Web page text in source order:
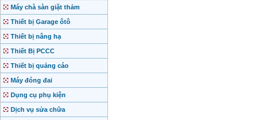
Máy chà sàn giặt thảm
Thiết bị Garage ôtô
Thiết bị nâng hạ
Thiết Bị PCCC
Thiết bị quảng cáo
Máy đóng đai
Dụng cụ phụ kiện
Dịch vụ sửa chữa